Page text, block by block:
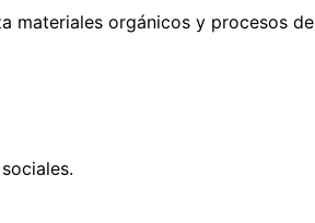
materiales orgánicos y procesos de